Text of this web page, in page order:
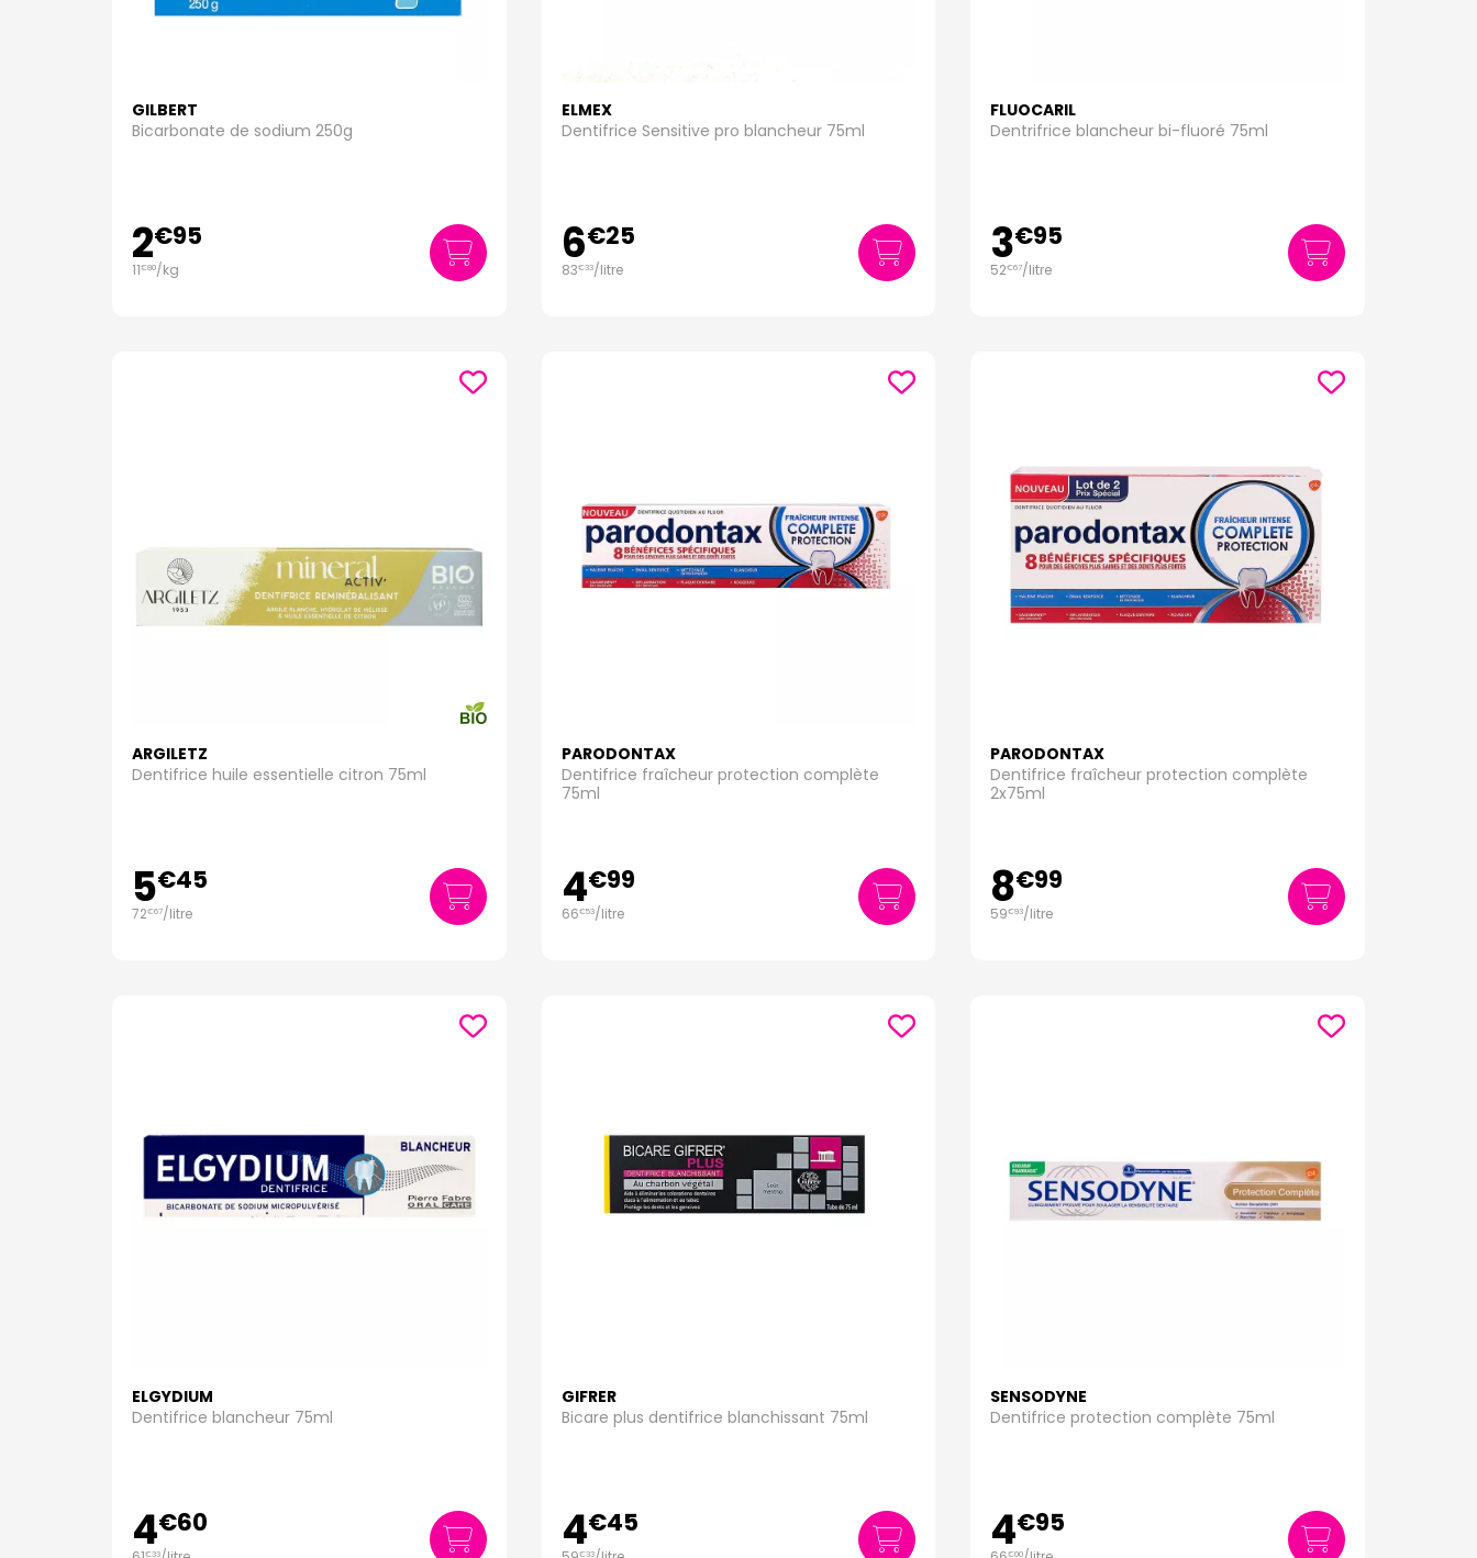
GILBERT
Bicarbonate de sodium 250g
2€95
11€80/kg
ELMEX
Dentifrice Sensitive pro blancheur 75ml
6€25
83€33/litre
FLUOCARIL
Dentrifrice blancheur bi-fluoré 75ml
3€95
52€67/litre
ARGILETZ
Dentifrice huile essentielle citron 75ml
5€45
72€67/litre
PARODONTAX
Dentifrice fraîcheur protection complète
75ml
4€99
66€53/litre
PARODONTAX
Dentifrice fraîcheur protection complète
2x75ml
8€99
59€93/litre
ELGYDIUM
Dentifrice blancheur 75ml
4€60
€33
GIFRER
Bicare plus dentifrice blanchissant 75ml
4€45
€33
SENSODYNE
Dentifrice protection complète 75ml
4€95
€00